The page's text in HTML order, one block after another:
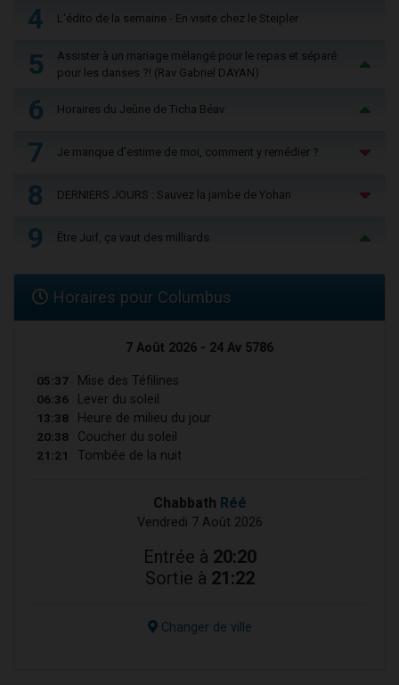
4 L'édito de la semaine - En visite chez le Steipler
5
Assister à un mariage mélangé pour le repas et séparé
pour les danses ?! (Rav Gabriel DAYAN)
6 Horaires du Jeûne de Ticha Béav
7 Je manque d'estime de moi, comment y remédier ?
8 DERNIERS JOURS : Sauvez la jambe de Yohan
9 Être Juif, ça vaut des milliards
Horaires pour Columbus
7 Août 2026 - 24 Av 5786
05:37 Mise des Téfilines
06:36 Lever du soleil
13:38 Heure de milieu du jour
20:38 Coucher du soleil
21:21 Tombée de la nuit
Chabbath Réé
Vendredi 7 Août 2026
Entrée à 20:20
Sortie à 21:22
Changer de ville